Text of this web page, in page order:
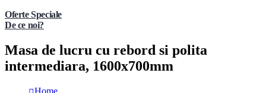
Oferte Speciale
De ce noi?
Masa de lucru cu rebord si polita
intermediara, 1600x700mm
Home